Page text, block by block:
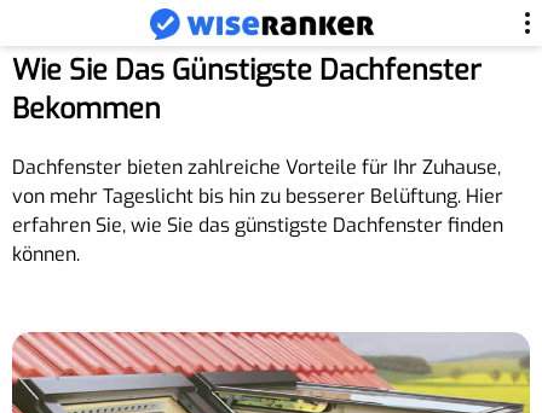
Wie Sie Das Günstigste Dachfenster
Bekommen
Dachfenster bieten zahlreiche Vorteile für Ihr Zuhause,
von mehr Tageslicht bis hin zu besserer Belüftung. Hier
erfahren Sie, wie Sie das günstigste Dachfenster finden
können.